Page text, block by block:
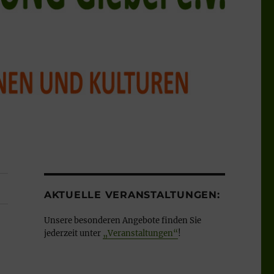
AKTUELLE VERANSTALTUNGEN:
Unsere besonderen Angebote finden Sie
jederzeit unter „Veranstaltungen“!